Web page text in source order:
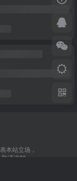
本站立场，
请谅解